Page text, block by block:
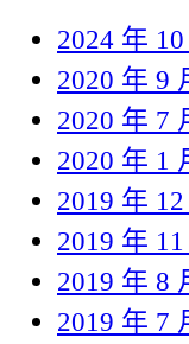
2024 年 10
2020 年 9
2020 年 7
2020 年 1
2019 年 12
2019 年 11
2019 年 8
2019 年 7